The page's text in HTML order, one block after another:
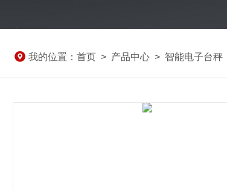
我的位置： 首页 > 产品中心 > 智能电子台秤